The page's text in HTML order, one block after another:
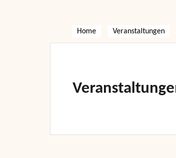
Home Veranstaltungen